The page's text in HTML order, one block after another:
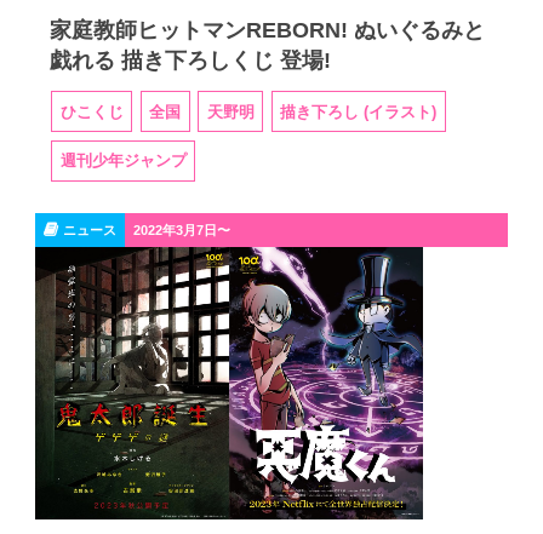
家庭教師ヒットマンREBORN! ぬいぐるみと
戯れる 描き下ろしくじ 登場!
ひこくじ 全国 天野明 描き下ろし (イラスト)
週刊少年ジャンプ
ニュース 2022年3月7日〜